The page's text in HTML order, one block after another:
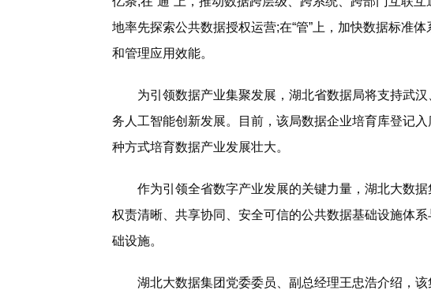
地率先探索公共数据授权运营;在“管”上，加快数据标准
和管理应用效能。
为引领数据产业集聚发展，湖北省数据局将支持武汉
务人工智能创新发展。目前，该局数据企业培育库登记
种方式培育数据产业发展壮大。
作为引领全省数字产业发展的关键力量，湖北大数据
权责清晰、共享协同、安全可信的公共数据基础设施体
础设施。
湖北大数据集团党委委员、副总经理王忠浩介绍，该